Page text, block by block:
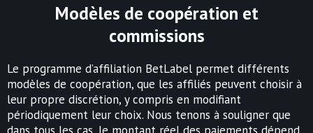
Modèles de coopération et
commissions
Le programme d’affiliation BetLabel permet différents
modèles de coopération, que les affiliés peuvent choisir à
leur propre discrétion, y compris en modifiant
périodiquement leur choix. Nous tenons à souligner que
dans tous les cas, le montant réel des paiements dépend